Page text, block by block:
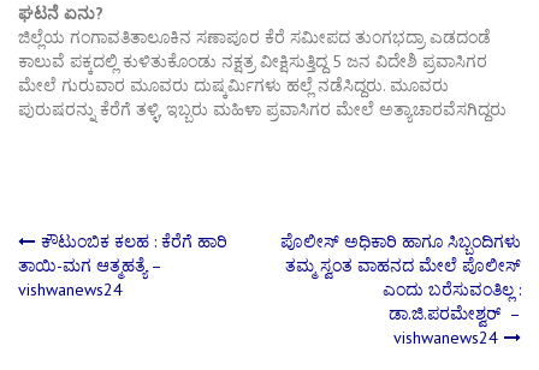
ಘಟನೆ ಏನು?
ಜಿಲ್ಲೆಯ ಗಂಗಾವತಿತಾಲೂಕಿನ ಸಣಾಪೂರ ಕೆರೆ ಸಮೀಪದ ತುಂಗಭದ್ರಾ ಎಡದಂಡೆ
ಕಾಲುವೆ ಪಕ್ಕದಲ್ಲಿ ಕುಳಿತುಕೊಂಡು ನಕ್ಷತ್ರ ವೀಕ್ಷಿಸುತ್ತಿದ್ದ 5 ಜನ ವಿದೇಶಿ ಪ್ರವಾಸಿಗರ
ಮೇಲೆ ಗುರುವಾರ ಮೂವರು ದುಷ್ಕರ್ಮಿಗಳು ಹಲ್ಲೆ ನಡೆಸಿದ್ದರು. ಮೂವರು
ಪುರುಷರನ್ನು ಕೆರೆಗೆ ತಳ್ಳಿ, ಇಬ್ಬರು ಮಹಿಳಾ ಪ್ರವಾಸಿಗರ ಮೇಲೆ ಅತ್ಯಾಚಾರವೆಸಗಿದ್ದರು
Post
navigation
ಕೌಟುಂಬಿಕ ಕಲಹ : ಕೆರೆಗೆ ಹಾರಿ
ತಾಯಿ-ಮಗ ಆತ್ಮಹತ್ಯೆ –
vishwanews24
ಪೊಲೀಸ್ ಅಧಿಕಾರಿ ‌ಹಾಗೂ ಸಿಬ್ಬಂದಿಗಳು
ತಮ್ಮ ಸ್ವಂತ ವಾಹನದ ಮೇಲೆ ಪೊಲೀಸ್
ಎಂದು ಬರೆಸುವಂತಿಲ್ಲ :
ಡಾ.‌ಜಿ.ಪರಮೇಶ್ವರ್‌ –
vishwanews24